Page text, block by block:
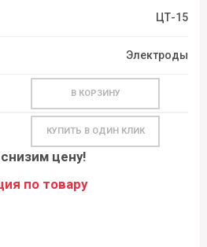
ЦТ-15
Электроды
В КОРЗИНУ
КУПИТЬ В ОДИН КЛИК
цену!
по товару